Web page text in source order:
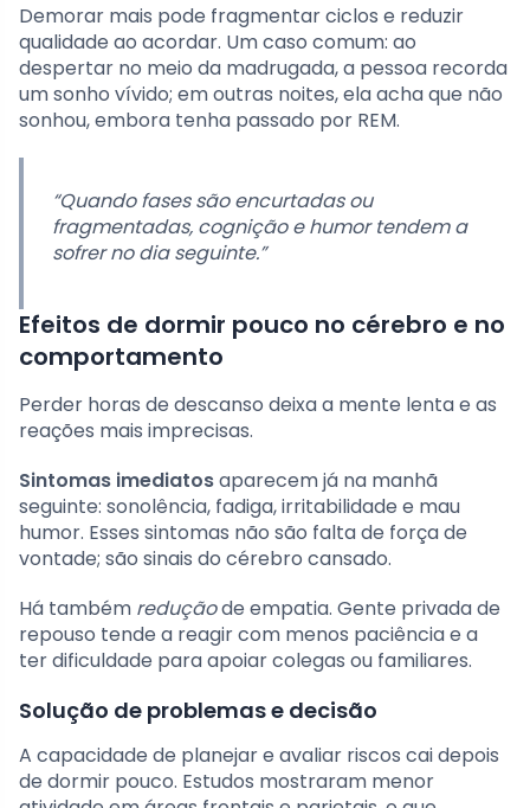
Demorar mais pode fragmentar ciclos e reduzir
qualidade ao acordar. Um caso comum: ao
despertar no meio da madrugada, a pessoa recorda
um sonho vívido; em outras noites, ela acha que não
sonhou, embora tenha passado por REM.
“Quando fases são encurtadas ou
fragmentadas, cognição e humor tendem a
sofrer no dia seguinte.”
Efeitos de dormir pouco no cérebro e no
comportamento
Perder horas de descanso deixa a mente lenta e as
reações mais imprecisas.
Sintomas imediatosaparecem já na manhã
seguinte: sonolência, fadiga, irritabilidade e mau
humor. Esses sintomas não são falta de força de
vontade; são sinais do cérebro cansado.
Há também reduçãode empatia. Gente privada de
repouso tende a reagir com menos paciência e a
ter dificuldade para apoiar colegas ou familiares.
Solução de problemas e decisão
A capacidade de planejar e avaliar riscos cai depois
de dormir pouco. Estudos mostraram menor